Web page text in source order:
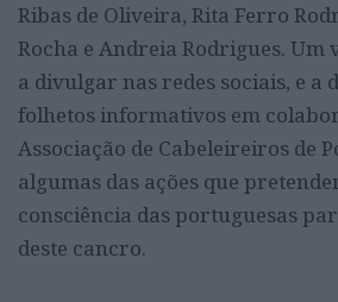
Ribas de Oliveira, Rita Ferro
Rocha e Andreia Rodrigues.
a divulgar nas redes sociais, e a
folhetos informativos em
Associação de Cabeleireiros de
algumas das ações que
consciência das portuguesas
deste cancro.